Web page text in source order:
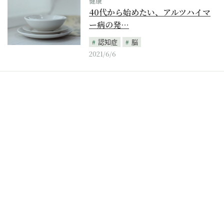
40代から始めたい、アルツハイマ
ー病の発…
認知症
脳
2021/6/6